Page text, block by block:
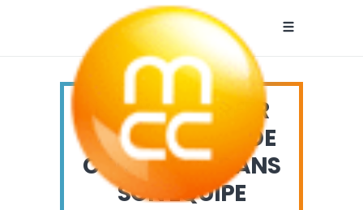
juillet 2022
HOW-TO: CRÉER
UNE RELATION DE
CONFIANCE DANS
SON ÉQUIPE